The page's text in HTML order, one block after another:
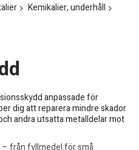
Kemikalier, underhåll
anpassade för
dig att reparera mindre skador
andra utsatta metalldelar mot
från fyllmedel för små